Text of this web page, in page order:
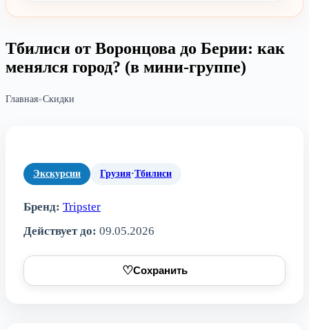
Тбилиси от Воронцова до Берии: как
менялся город? (в мини-группе)
Главная»Скидки
Экскурсии Грузия·Тбилиси
Бренд: Tripster
Действует до: 09.05.2026
♡Сохранить